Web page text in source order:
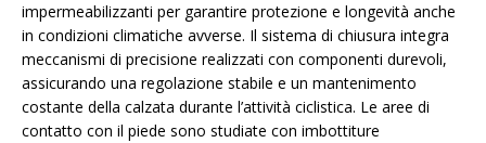
impermeabilizzanti per garantire protezione e longevità anche
in condizioni climatiche avverse. Il sistema di chiusura integra
meccanismi di precisione realizzati con componenti durevoli,
assicurando una regolazione stabile e un mantenimento
costante della calzata durante l’attività ciclistica. Le aree di
contatto con il piede sono studiate con imbottiture